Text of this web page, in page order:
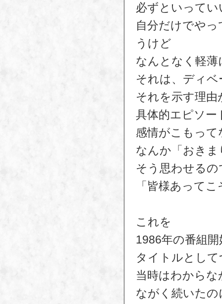
必ずといって
自分だけでや
うけど
なんとなく軽
それは、ディ
それを示す理
具体的エピソ
感情がこもっ
なんか「おき
そう思わせる
「皆様あって
これを
1986年の番組
タイトルとし
当時はわから
ながく続いた